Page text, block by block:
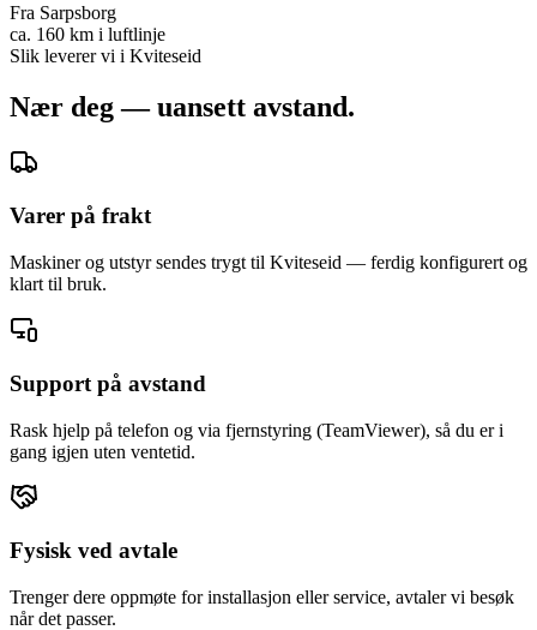
Fra Sarpsborg
ca. 160 km i luftlinje
Slik leverer vi i Kviteseid
Nær deg — uansett avstand.
Varer på frakt
Maskiner og utstyr sendes trygt til Kviteseid — ferdig konfigurert og
klart til bruk.
Support på avstand
Rask hjelp på telefon og via fjernstyring (TeamViewer), så du er i
gang igjen uten ventetid.
Fysisk ved avtale
Trenger dere oppmøte for installasjon eller service, avtaler vi besøk
når det passer.